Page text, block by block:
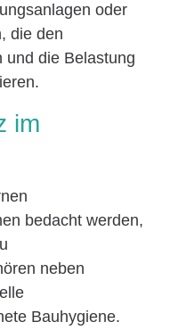
oder
die den
und die Belastung
im
bedacht werden,
neben
Bauhygiene.